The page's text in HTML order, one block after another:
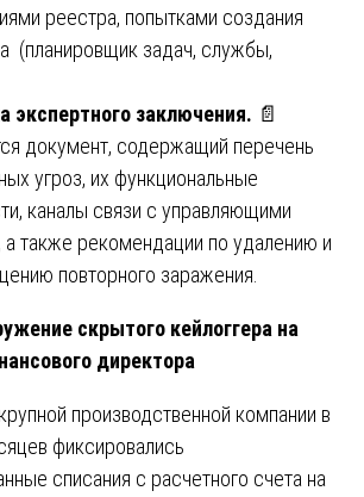
реестра, попытками создания
(планировщик задач, службы,
экспертного заключения. 📄
документ, содержащий перечень
угроз, их функциональные
каналы связи с управляющими
а также рекомендации по удалению и
повторного заражения.
скрытого кейлоггера на
директора
производственной компании в
фиксировались
списания с расчетного счета на